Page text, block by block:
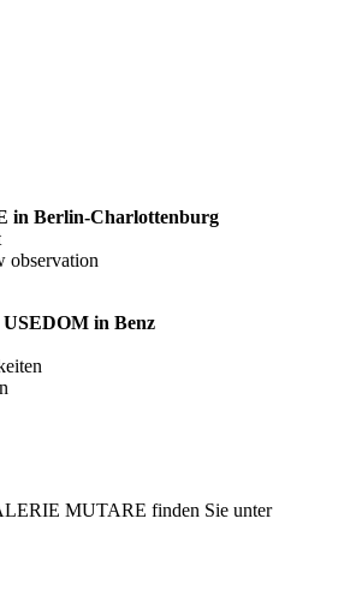
in Berlin-Charlottenburg
observation
in Benz
MUTARE finden Sie unter